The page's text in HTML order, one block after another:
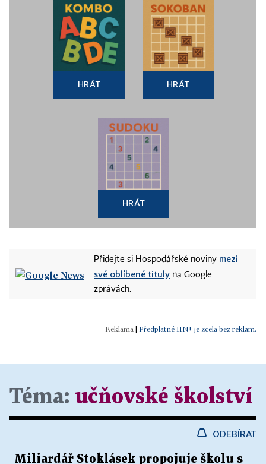
HRÁT HRÁT
HRÁT
Přidejte si Hospodářské noviny mezi
své oblíbené tituly na Google
zprávách.
Předplatné HN+ je zcela bez reklam.
Téma: učňovské školství
ODEBÍRAT
Miliardář Stoklásek propojuje školu s